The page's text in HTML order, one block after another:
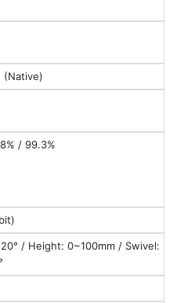
(Native)
/ 99.3%
/ Height: 0~100mm / Swivel: